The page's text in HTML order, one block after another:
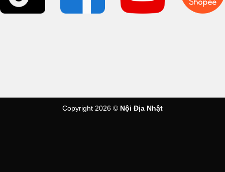
Nhiệt độ có thể được đặt theo mức tăng 10 °C. Làm nóng đến
Copyright 2026 © Nội Địa Nhật